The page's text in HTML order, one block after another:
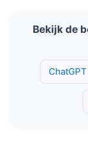
Bekijk de
ChatGPT